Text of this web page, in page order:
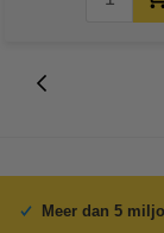
Meer dan 5